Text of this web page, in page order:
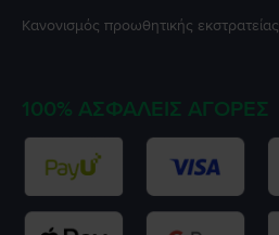
Κανονισμός προωθητικής εκστρατείας
100% ΑΣΦΑΛΕΊΣ ΑΓΟΡΈΣ